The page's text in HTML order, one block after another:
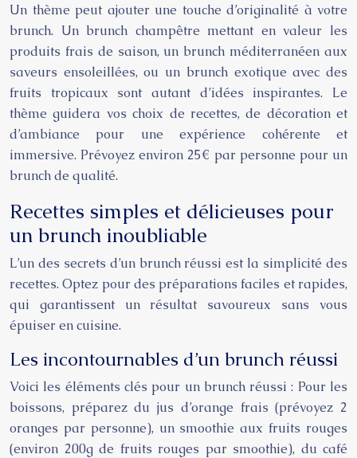
Un thème peut ajouter une touche d’originalité à votre
brunch. Un brunch champêtre mettant en valeur les
produits frais de saison, un brunch méditerranéen aux
saveurs ensoleillées, ou un brunch exotique avec des
fruits tropicaux sont autant d’idées inspirantes. Le
thème guidera vos choix de recettes, de décoration et
d’ambiance pour une expérience cohérente et
immersive. Prévoyez environ 25€ par personne pour un
brunch de qualité.
Recettes simples et délicieuses pour
un brunch inoubliable
L’un des secrets d’un brunch réussi est la simplicité des
recettes. Optez pour des préparations faciles et rapides,
qui garantissent un résultat savoureux sans vous
épuiser en cuisine.
Les incontournables d’un brunch réussi
Voici les éléments clés pour un brunch réussi : Pour les
boissons, préparez du jus d’orange frais (prévoyez 2
oranges par personne), un smoothie aux fruits rouges
(environ 200g de fruits rouges par smoothie), du café